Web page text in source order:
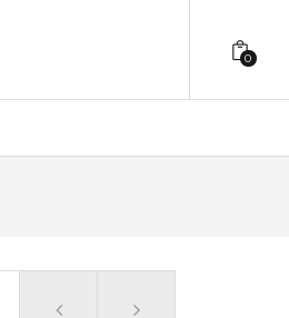
0